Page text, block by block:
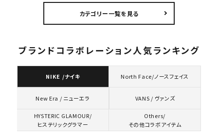
キライトウェイトクル
ブラック 黒
トップTシャツ ブラッ
ク 黒
カテゴリー一覧を見る
ブランドコラボレーション人気ランキング
NIKE /ナイキ North Face/ノースフェイス
New Era / ニューエラ VANS / ヴァンズ
HYSTERIC GLAMOUR/
ヒステリックグラマー
Others/
その他コラボアイテム